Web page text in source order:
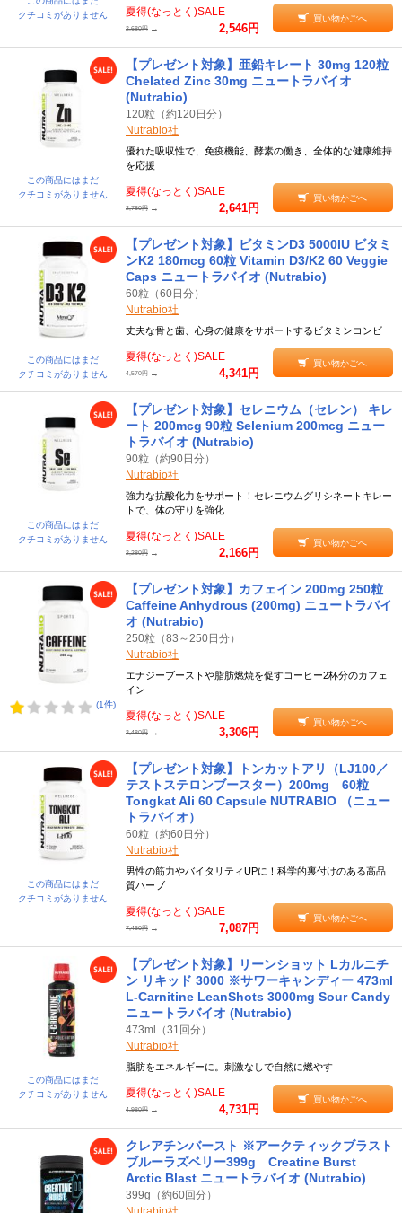
クチコミがありません
夏得(なっとく)SALE
2,680円 → 2,546円
買い物かごへ
この商品にはまだ
クチコミがありません
【プレゼント対象】亜鉛キレート 30mg 120粒
Chelated Zinc 30mg ニュートラバイオ
(Nutrabio)
120粒（約120日分）
Nutrabio社
優れた吸収性で、免疫機能、酵素の働き、全体的な健康維持
を応援
夏得(なっとく)SALE
2,780円 → 2,641円
買い物かごへ
この商品にはまだ
クチコミがありません
【プレゼント対象】ビタミンD3 5000IU ビタミ
ンK2 180mcg 60粒 Vitamin D3/K2 60 Veggie
Caps ニュートラバイオ (Nutrabio)
60粒（60日分）
Nutrabio社
丈夫な骨と歯、心身の健康をサポートするビタミンコンビ
夏得(なっとく)SALE
4,570円 → 4,341円
買い物かごへ
この商品にはまだ
クチコミがありません
【プレゼント対象】セレニウム（セレン） キレ
ート 200mcg 90粒 Selenium 200mcg ニュー
トラバイオ (Nutrabio)
90粒（約90日分）
Nutrabio社
強力な抗酸化力をサポート！セレニウムグリシネートキレー
トで、体の守りを強化
夏得(なっとく)SALE
2,280円 → 2,166円
買い物かごへ
(1件)
【プレゼント対象】カフェイン 200mg 250粒
Caffeine Anhydrous (200mg) ニュートラバイ
オ (Nutrabio)
250粒（83～250日分）
Nutrabio社
エナジーブーストや脂肪燃焼を促すコーヒー2杯分のカフェ
イン
夏得(なっとく)SALE
3,480円 → 3,306円
買い物かごへ
この商品にはまだ
クチコミがありません
【プレゼント対象】トンカットアリ（LJ100／
テストステロンブースター）200mg 60粒
Tongkat Ali 60 Capsule NUTRABIO （ニュー
トラバイオ）
60粒（約60日分）
Nutrabio社
男性の筋力やバイタリティUPに！科学的裏付けのある高品
質ハーブ
夏得(なっとく)SALE
7,460円 → 7,087円
買い物かごへ
この商品にはまだ
クチコミがありません
【プレゼント対象】リーンショット Lカルニチ
ン リキッド 3000 ※サワーキャンディー 473ml
L-Carnitine LeanShots 3000mg Sour Candy
ニュートラバイオ (Nutrabio)
473ml（31回分）
Nutrabio社
脂肪をエネルギーに。刺激なしで自然に燃やす
夏得(なっとく)SALE
4,980円 → 4,731円
買い物かごへ
クレアチンバースト ※アークティックブラスト
ブルーラズベリー399g Creatine Burst
Arctic Blast ニュートラバイオ (Nutrabio)
399g（約60回分）